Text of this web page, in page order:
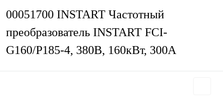
00051700 INSTART Частотный
преобразователь INSTART FCI-
G160/P185-4, 380В, 160кВт, 300А